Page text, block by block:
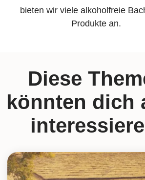
bieten wir viele alkoholfreie
Produkte an.
Diese
könnten dich